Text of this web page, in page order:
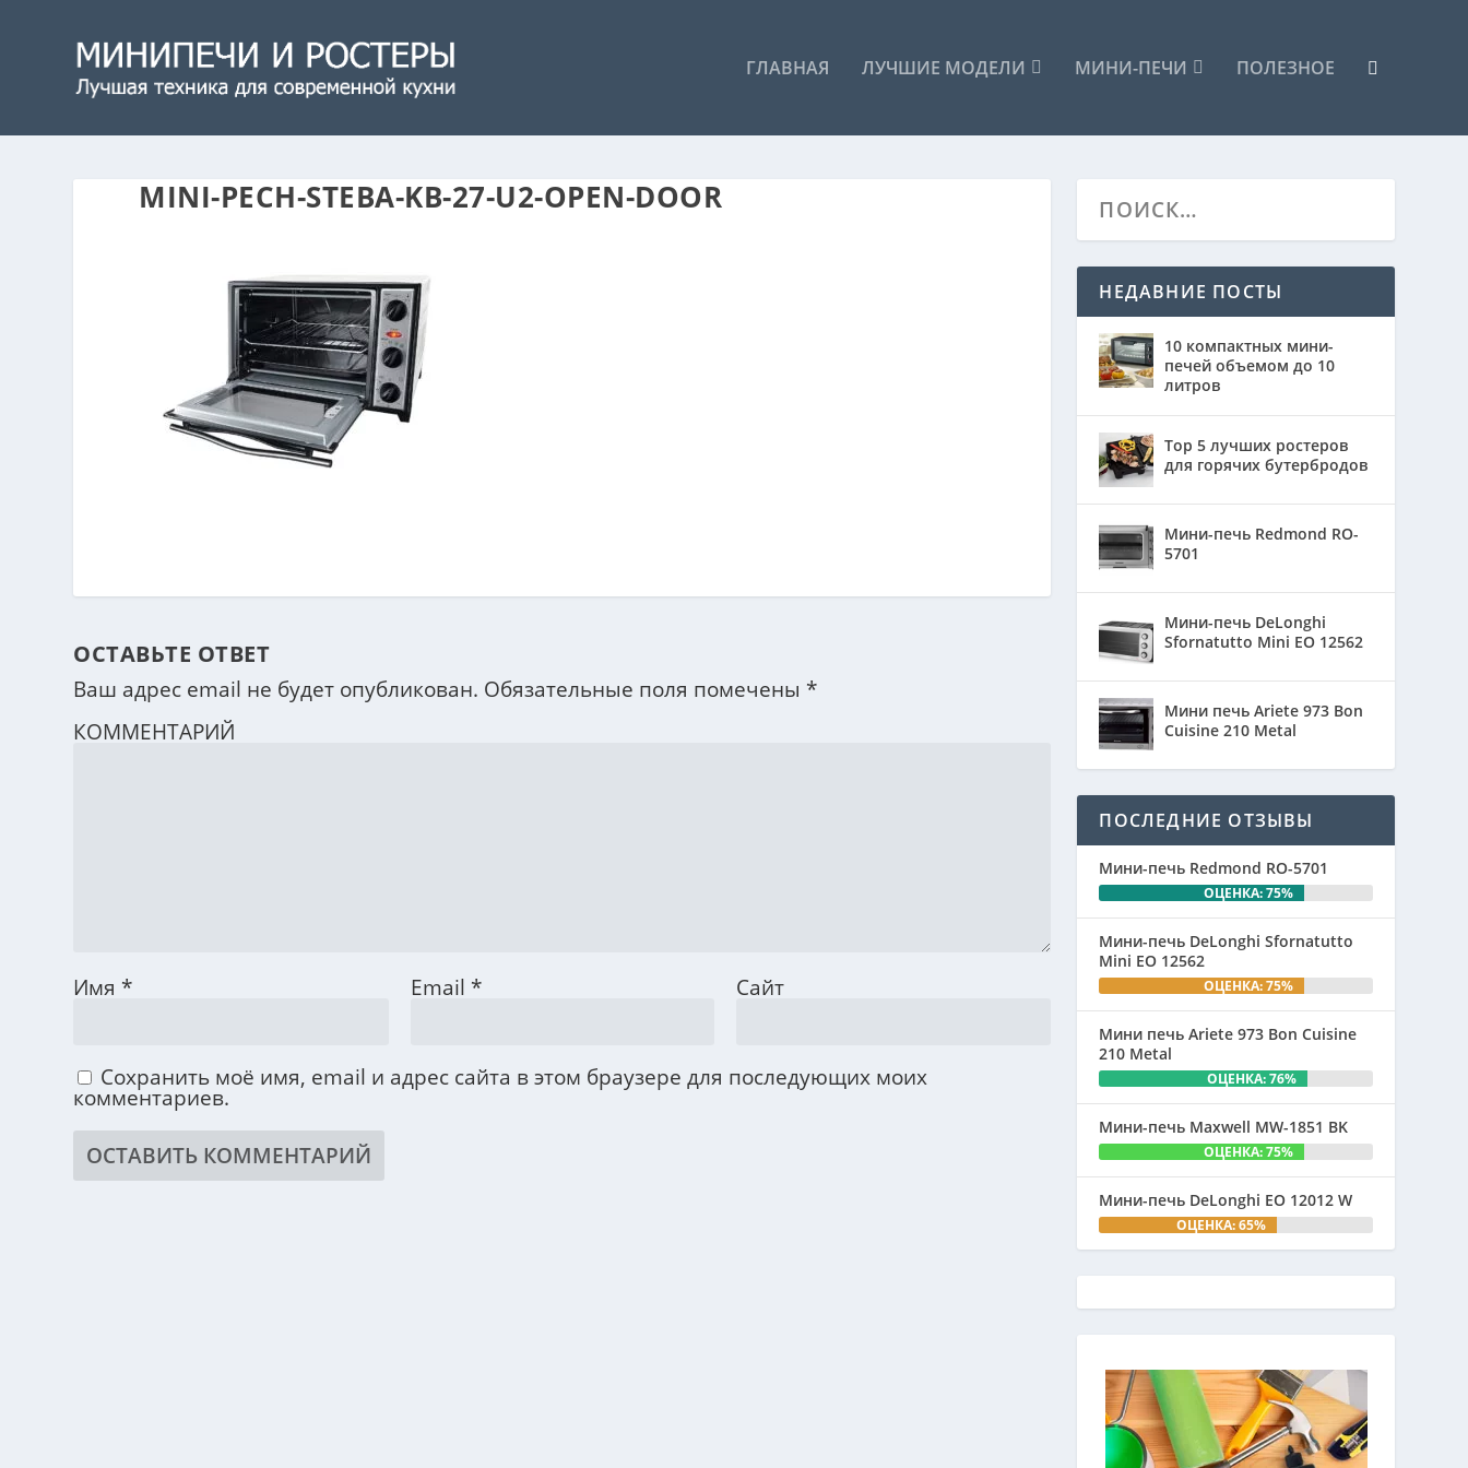
ГЛАВНАЯ ЛУЧШИЕ МОДЕЛИ МИНИ-ПЕЧИ ПОЛЕЗНОЕ
MINI-PECH-STEBA-KB-27-U2-OPEN-DOOR
ОСТАВЬТЕ ОТВЕТ
Ваш адрес email не будет опубликован. Обязательные поля помечены *
КОММЕНТАРИЙ
Имя * Email * Сайт
Сохранить моё имя, email и адрес сайта в этом браузере для последующих моих
комментариев.
НЕДАВНИЕ ПОСТЫ
10 компактных мини-
печей объемом до 10
литров
Top 5 лучших ростеров
для горячих бутербродов
Мини-печь Redmond RO-
5701
Мини-печь DeLonghi
Sfornatutto Mini EO 12562
Мини печь Ariete 973 Bon
Cuisine 210 Metal
ПОСЛЕДНИЕ ОТЗЫВЫ
Мини-печь Redmond RO-5701
ОЦЕНКА: 75%
Мини-печь DeLonghi Sfornatutto
Mini EO 12562
ОЦЕНКА: 75%
Мини печь Ariete 973 Bon Cuisine
210 Metal
ОЦЕНКА: 76%
Мини-печь Maxwell MW-1851 BK
ОЦЕНКА: 75%
Мини-печь DeLonghi EO 12012 W
ОЦЕНКА: 65%